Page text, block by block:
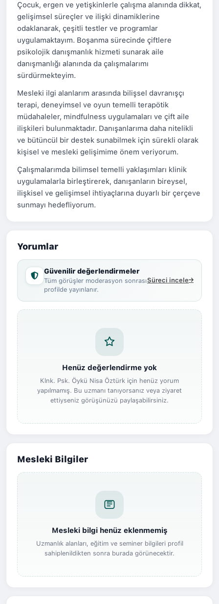
Çocuk, ergen ve yetişkinlerle çalışma alanında dikkat,
gelişimsel süreçler ve ilişki dinamiklerine
odaklanarak, çeşitli testler ve programlar
uygulamaktayım. Boşanma sürecinde çiftlere
psikolojik danışmanlık hizmeti sunarak aile
danışmanlığı alanında da çalışmalarımı
sürdürmekteyim.
Mesleki ilgi alanlarım arasında bilişsel davranışçı
terapi, deneyimsel ve oyun temelli terapötik
müdahaleler, mindfulness uygulamaları ve çift aile
ilişkileri bulunmaktadır. Danışanlarıma daha nitelikli
ve bütüncül bir destek sunabilmek için sürekli olarak
kişisel ve mesleki gelişimime önem veriyorum.
Çalışmalarımda bilimsel temelli yaklaşımları klinik
uygulamalarla birleştirerek, danışanların bireysel,
ilişkisel ve gelişimsel ihtiyaçlarına duyarlı bir çerçeve
sunmayı hedefliyorum.
Yorumlar
Güvenilir değerlendirmeler
Tüm görüşler moderasyon sonrası
profilde yayınlanır.
Süreci incele
Henüz değerlendirme yok
Klnk. Psk. Öykü Nisa Öztürk için henüz yorum
yapılmamış. Bu uzmanı tanıyorsanız veya ziyaret
ettiyseniz görüşünüzü paylaşabilirsiniz.
Mesleki Bilgiler
Mesleki bilgi henüz eklenmemiş
Uzmanlık alanları, eğitim ve seminer bilgileri profil
sahiplenildikten sonra burada görünecektir.